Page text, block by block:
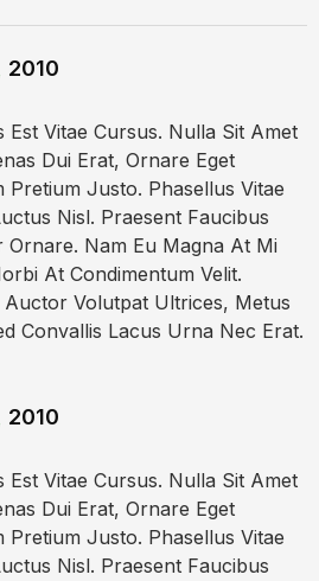
2010
Vitae Cursus. Nulla Sit Amet
Dui Erat, Ornare Eget
Pretium Justo. Phasellus Vitae
Nisl. Praesent Faucibus
Ornare. Nam Eu Magna At Mi
At Condimentum Velit.
Volutpat Ultrices, Metus
Convallis Lacus Urna Nec Erat.
2010
Vitae Cursus. Nulla Sit Amet
Dui Erat, Ornare Eget
Pretium Justo. Phasellus Vitae
Nisl. Praesent Faucibus